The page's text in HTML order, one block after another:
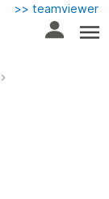
>> teamviewer